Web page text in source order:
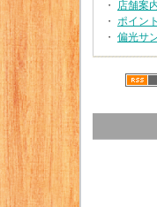
・ 店舗案
・ ポイン
・ 偏光サ